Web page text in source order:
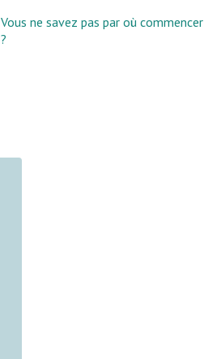
Vous ne savez pas par où commencer
?